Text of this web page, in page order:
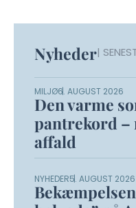
Nyheder|
MILJØ6. AUGUST 2026
Den varme
pantrekord –
affald
NYHEDER5. AUGUST 2026